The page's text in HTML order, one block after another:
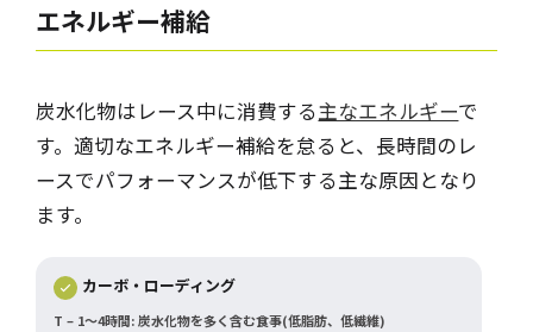
エネルギー補給
炭水化物はレース中に消費する主なエネルギーで
す。適切なエネルギー補給を怠ると、長時間のレ
ースでパフォーマンスが低下する主な原因となり
ます。
カーボ・ローディング
T – 1～4時間: 炭水化物を多く含む食事(低脂肪、低繊維)